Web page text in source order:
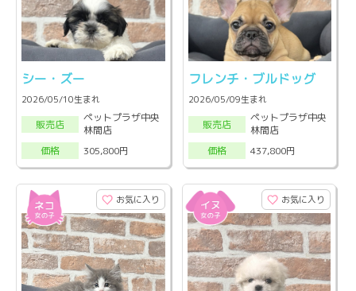
シー・ズー
2026/05/10生まれ
販売店
ペットプラザ中央
林間店
価格
305,800円
フレンチ・ブルドッグ
2026/05/09生まれ
販売店
ペットプラザ中央
林間店
価格
437,800円
お気に入り お気に入り